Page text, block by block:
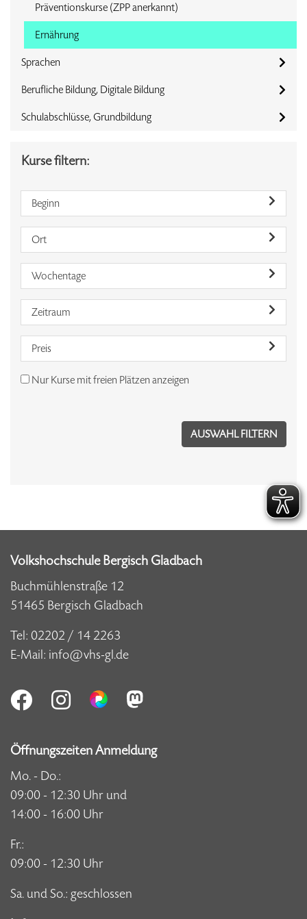
Präventionskurse (ZPP anerkannt)
Ernährung
Sprachen
Berufliche Bildung, Digitale Bildung
Schulabschlüsse, Grundbildung
Kurse filtern:
Beginn
Ort
Wochentage
Zeitraum
Preis
Nur Kurse mit freien Plätzen anzeigen
Volkshochschule Bergisch Gladbach
Buchmühlenstraße 12
51465 Bergisch Gladbach
Tel: 02202 / 14 2263
E-Mail: info@vhs-gl.de
Öffnungszeiten Anmeldung
Mo. - Do.:
09:00 - 12:30 Uhr und
14:00 - 16:00 Uhr
Fr.:
09:00 - 12:30 Uhr
Sa. und So.: geschlossen